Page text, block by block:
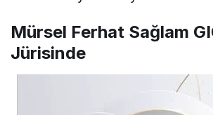
Mürsel Ferhat Sağlam
Jürisinde